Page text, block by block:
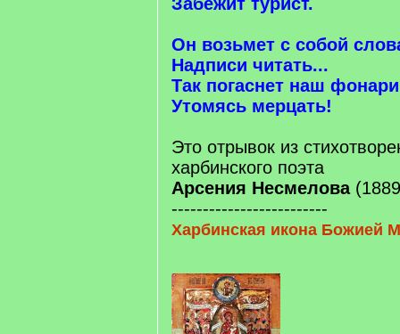
Он возьмет с собой
Надписи читать...
Так погаснет наш
Утомясь мерцать!
Это отрывок из
харбинского поэта
Арсения Несмелова
-------------------------
Харбинская икона Божией